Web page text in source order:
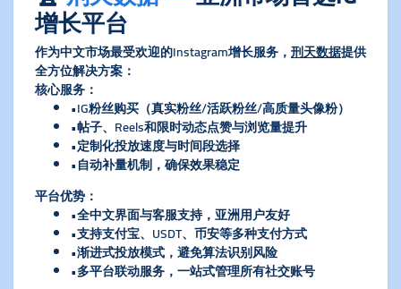
增长平台
作为中文市场最受欢迎的Instagram增长服务，刑天数据提供
全方位解决方案：
​核心服务​ ​：
•IG粉丝购买（真实粉丝/活跃粉丝/高质量头像粉）
•帖子、Reels和限时动态点赞与浏览量提升
•定制化投放速度与时间段选择
•自动补量机制，确保效果稳定
​平台优势​ ​：
•全中文界面与客服支持，亚洲用户友好
•支持支付宝、USDT、币安等多种支付方式
•渐进式投放模式，避免算法识别风险
•多平台联动服务，一站式管理所有社交账号